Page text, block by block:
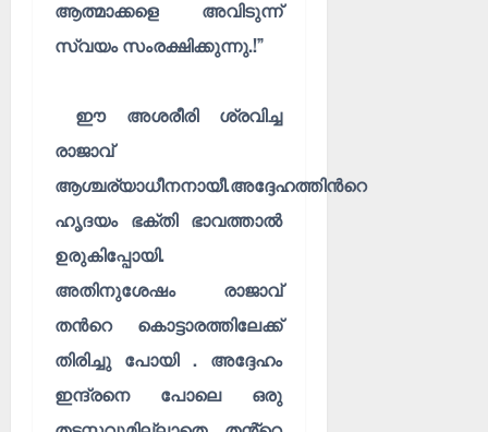
ആത്മാക്കളെ അവിടുന്ന്
സ്വയം സംരക്ഷിക്കുന്നു.!”
ഈ അശരീരി ശ്രവിച്ച
രാജാവ്
ആശ്ചര്യാധീനനായീ.അദ്ദേഹത്തിൻറെ
ഹൃദയം ഭക്തി ഭാവത്താൽ
ഉരുകിപ്പോയി.
അതിനുശേഷം രാജാവ്
തൻറെ കൊട്ടാരത്തിലേക്ക്
തിരിച്ചു പോയി . അദ്ദേഹം
ഇന്ദ്രനെ പോലെ ഒരു